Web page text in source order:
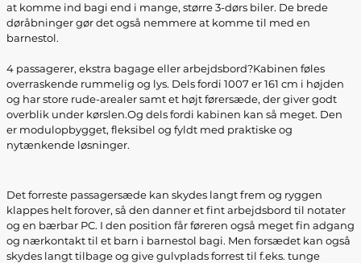
at komme ind bagi end i mange, større 3-dørs biler. De brede
døråbninger gør det også nemmere at komme til med en
barnestol.
4 passagerer, ekstra bagage eller arbejdsbord?Kabinen føles
overraskende rummelig og lys. Dels fordi 1007 er 161 cm i højden
og har store rude-arealer samt et højt førersæde, der giver godt
overblik under kørslen.Og dels fordi kabinen kan så meget. Den
er modulopbygget, fleksibel og fyldt med praktiske og
nytænkende løsninger.
Det forreste passagersæde kan skydes langt frem og ryggen
klappes helt forover, så den danner et fint arbejdsbord til notater
og en bærbar PC. I den position får føreren også meget fin adgang
og nærkontakt til et barn i barnestol bagi. Men forsædet kan også
skydes langt tilbage og give gulvplads forrest til f.eks. tunge